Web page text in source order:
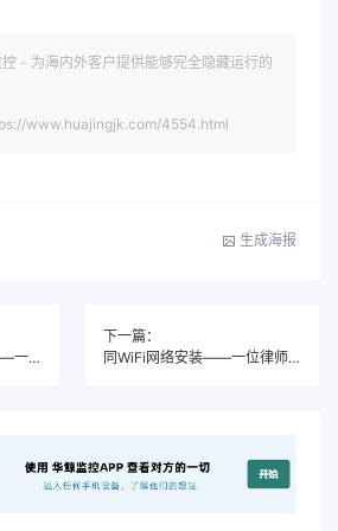
- 为海内外客户提供能够完全隐藏运行的
www.huajingjk.com/4554.html
生成海报
远程监控软件完整教程——一位烘焙店老板娘的取证之路
下一篇：
同WiFi网络安装——一位律师用5分钟发现了妻子的秘密